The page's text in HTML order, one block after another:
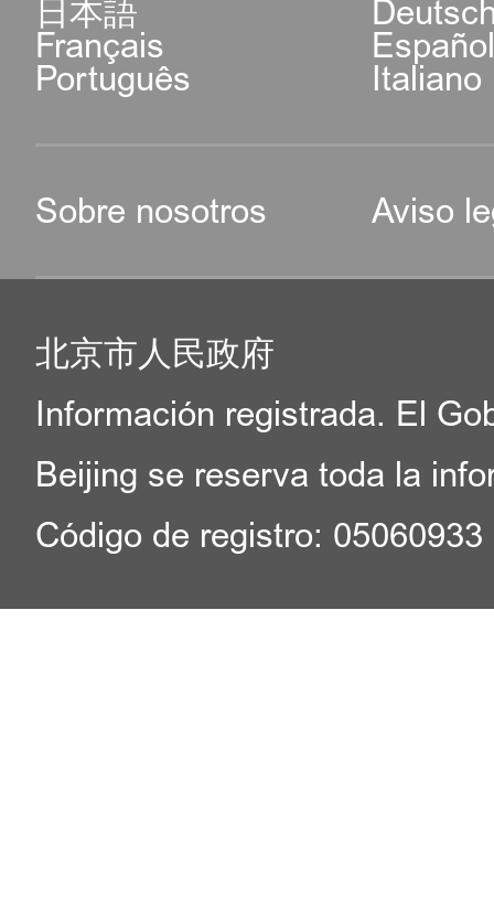
日本語
Français
Português Italiano
Sobre nosotros Aviso
北京市人民政府
Información registrada. El
Beijing se reserva toda la
Código de registro: 05060933